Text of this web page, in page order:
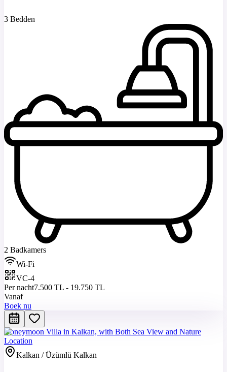
3 Bedden
2 Badkamers
Wi-Fi
VC-4
Per nacht7.500 TL - 19.750 TL
Vanaf
Boek nu
Honeymoon Villa in Kalkan, with Both Sea View and Nature
Location
Kalkan / Üzümlü Kalkan